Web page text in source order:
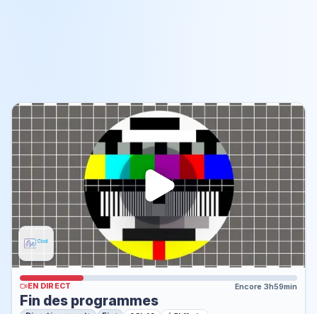
EN DIRECT Encore 3h59min
Fin des programmes